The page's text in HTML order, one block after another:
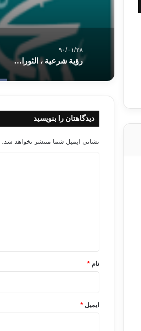
۹۰/۰۱/۲۸
رؤية شرعية ، الثورات الشعبية في العالم العربي ..
دیدگاهتان را بنویسید
نشانی ایمیل شما منتشر نخواهد شد.
نام *
ایمیل *